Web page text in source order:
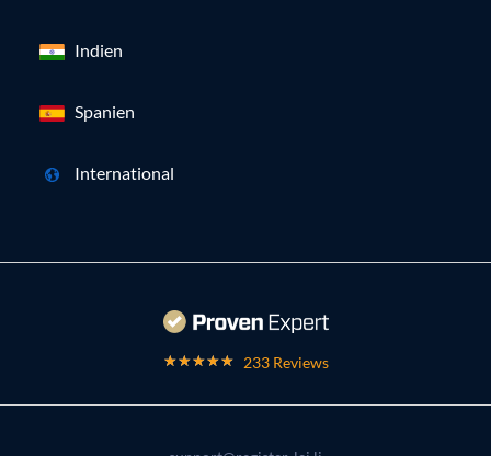
Indien
Spanien
International
233 Reviews